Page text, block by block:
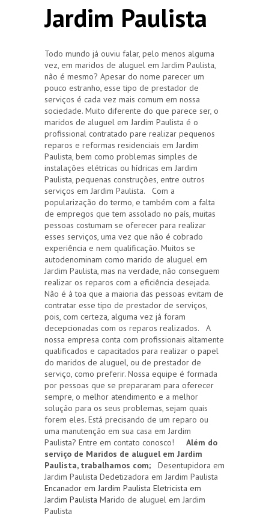
Jardim Paulista
Todo mundo já ouviu falar, pelo menos alguma
vez, em maridos de aluguel em Jardim Paulista,
não é mesmo? Apesar do nome parecer um
pouco estranho, esse tipo de prestador de
serviços é cada vez mais comum em nossa
sociedade. Muito diferente do que parece ser, o
maridos de aluguel em Jardim Paulista é o
profissional contratado pare realizar pequenos
reparos e reformas residenciais em Jardim
Paulista, bem como problemas simples de
instalações elétricas ou hídricas em Jardim
Paulista, pequenas construções, entre outros
serviços em Jardim Paulista. Com a
popularização do termo, e também com a falta
de empregos que tem assolado no país, muitas
pessoas costumam se oferecer para realizar
esses serviços, uma vez que não é cobrado
experiência e nem qualificação. Muitos se
autodenominam como marido de aluguel em
Jardim Paulista, mas na verdade, não conseguem
realizar os reparos com a eficiência desejada.
Não é à toa que a maioria das pessoas evitam de
contratar esse tipo de prestador de serviços,
pois, com certeza, alguma vez já foram
decepcionadas com os reparos realizados. A
nossa empresa conta com profissionais altamente
qualificados e capacitados para realizar o papel
do maridos de aluguel, ou de prestador de
serviço, como preferir. Nossa equipe é formada
por pessoas que se prepararam para oferecer
sempre, o melhor atendimento e a melhor
solução para os seus problemas, sejam quais
forem eles. Está precisando de um reparo ou
uma manutenção em sua casa em Jardim
Paulista? Entre em contato conosco! Além do
serviço de Maridos de aluguel em Jardim
Paulista, trabalhamos com; Desentupidora em
Jardim Paulista Dedetizadora em Jardim Paulista
Encanador em Jardim Paulista Eletricista em
Jardim Paulista Marido de aluguel em Jardim
Paulista